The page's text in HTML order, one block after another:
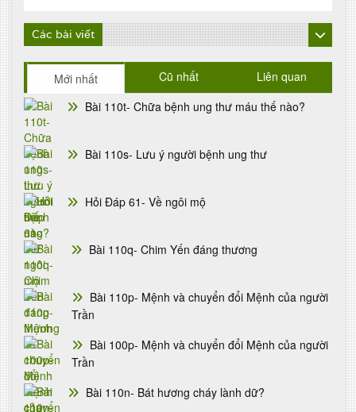
Các bài viết
Mới nhất Cũ nhất
Liên quan
Bài 110t- Chữa bệnh ung thư máu thế nào?
Bài 110s- Lưu ý người bệnh ung thư
Hỏi Đáp 61- Về ngôi mộ
Bài 110q- Chim Yến đáng thương
Bài 110p- Mệnh và chuyển đổi Mệnh của người
Trần
Bài 100p- Mệnh và chuyển đổi Mệnh của người
Trần
Bài 110n- Bát hương cháy lành dữ?